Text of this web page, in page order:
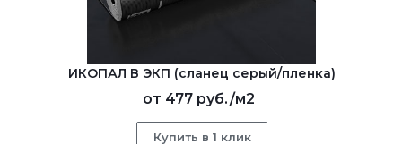
ИКОПАЛ В ЭКП (сланец серый/пленка)
от 477 руб./м2
Купить в 1 клик